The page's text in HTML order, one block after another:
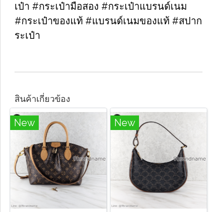
เป๋า #กระเป๋ามือสอง #กระเป๋าแบรนด์เนม
#กระเป๋าของแท้ #แบรนด์เนมของแท้ #สปาก
ระเป๋า
สินค้าเกี่ยวข้อง
New New